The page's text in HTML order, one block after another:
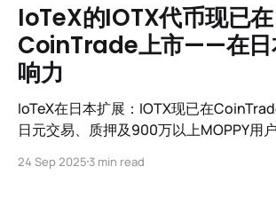
IoTeX的IOTX代币现已在
CoinTrade上市——在日
响力
IoTeX在日本扩展：IOTX现已在
日元交易、质押及900万以上MOPPY用户
24 Sep 20253 min read